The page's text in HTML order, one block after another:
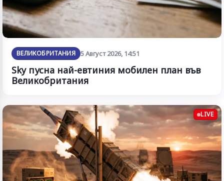
ВЕЛИКОБРИТАНИЯ 5 Август 2026, 14:51
Sky пусна най-евтиния мобилен план във
Великобритания
LIVE